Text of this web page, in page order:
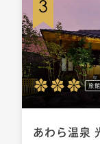
旅館
あわら温泉